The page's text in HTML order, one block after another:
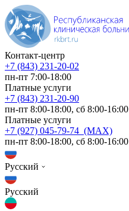
Контакт-центр
+7 (843) 231-20-02
пн-пт 7:00-18:00
Платные услуги
+7 (843) 231-20-90
пн-пт 8:00-18:00, сб 8:00-16:00
Платные услуги
+7 (927) 045-79-74 (MAX)
пн-пт 8:00-18:00, сб 8:00-16:00
Русский
Русский